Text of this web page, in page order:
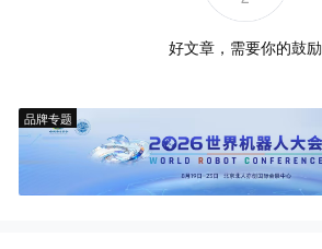
好文章，需要你的鼓励
品牌专题